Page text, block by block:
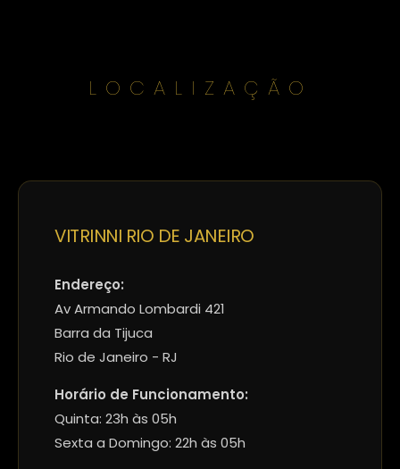
LOCALIZAÇÃO
VITRINNI RIO DE JANEIRO
Endereço:
Av Armando Lombardi 421
Barra da Tijuca
Rio de Janeiro - RJ
Horário de Funcionamento:
Quinta: 23h às 05h
Sexta a Domingo: 22h às 05h